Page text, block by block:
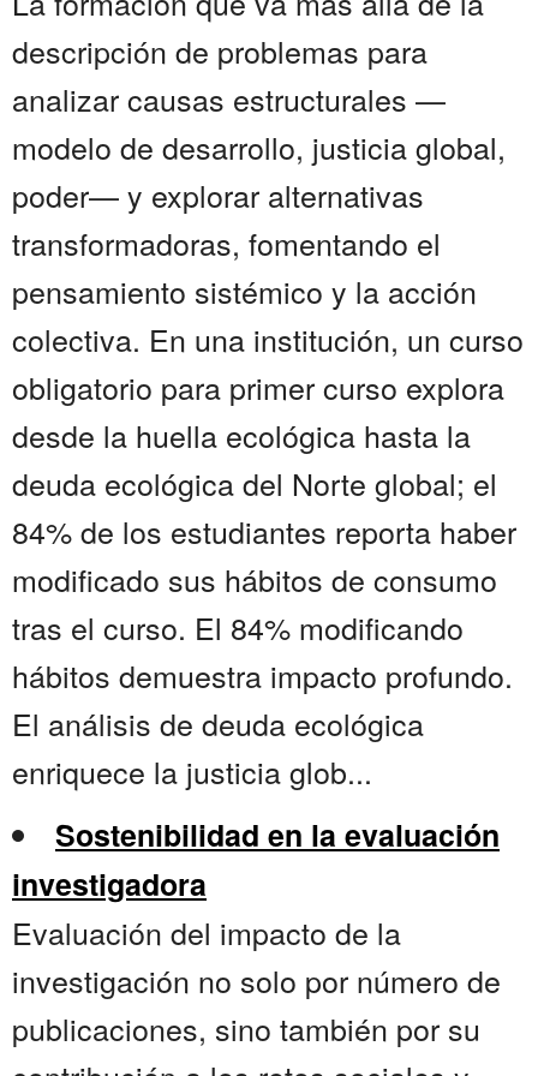
descripción de problemas para
analizar causas estructurales —
modelo de desarrollo, justicia global,
poder— y explorar alternativas
transformadoras, fomentando el
pensamiento sistémico y la acción
colectiva. En una institución, un curso
obligatorio para primer curso explora
desde la huella ecológica hasta la
deuda ecológica del Norte global; el
84% de los estudiantes reporta haber
modificado sus hábitos de consumo
tras el curso. El 84% modificando
hábitos demuestra impacto profundo.
El análisis de deuda ecológica
enriquece la justicia glob...
Sostenibilidad en la evaluación
investigadora
Evaluación del impacto de la
investigación no solo por número de
publicaciones, sino también por su